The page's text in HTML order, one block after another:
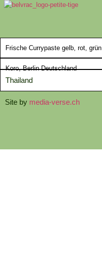
Frische Currypaste gelb, rot, grün
Koro, Berlin Deutschland
Thailand
Site by media-verse.ch